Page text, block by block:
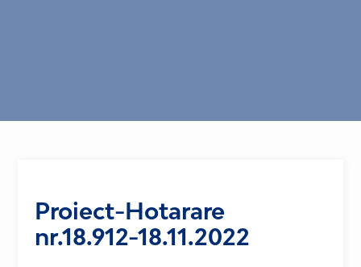
Proiect-Hotarare
nr.18.912-18.11.2022